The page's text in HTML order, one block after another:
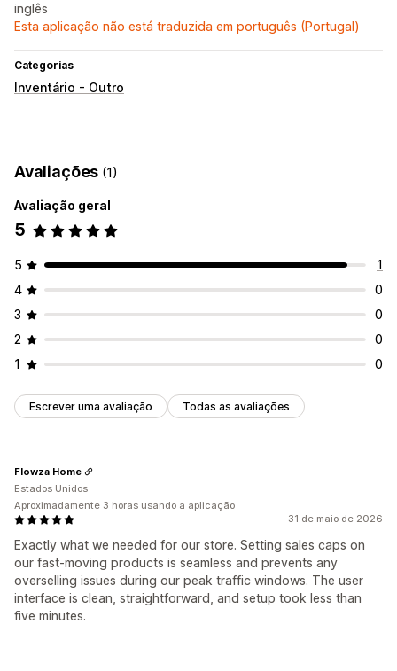
inglês
Esta aplicação não está traduzida em português (Portugal)
Categorias
Inventário - Outro
Avaliações (1)
Avaliação geral
5
5
1
4
0
3
0
2
0
1
0
Escrever uma avaliação Todas as avaliações
31 de maio de 2026
Exactly what we needed for our store. Setting sales caps on
our fast-moving products is seamless and prevents any
overselling issues during our peak traffic windows. The user
interface is clean, straightforward, and setup took less than
five minutes.
Flowza Home
Estados Unidos
Aproximadamente 3 horas usando a aplicação